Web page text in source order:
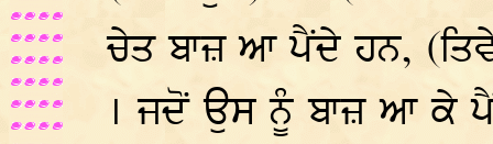
ਚੇਤ ਬਾਜ਼ ਆ ਪੈਂਦੇ ਹਨ,
। ਜਦੋਂ ਉਸ ਨੂੰ ਬਾਜ਼ ਆ ਕੇ